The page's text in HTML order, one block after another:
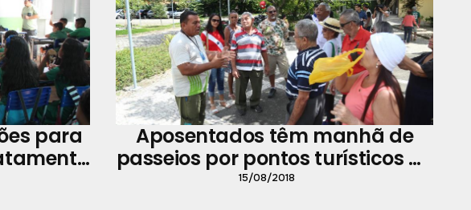
para
Aposentados têm manhã de
passeios por pontos turísticos de
Belém
15/08/2018